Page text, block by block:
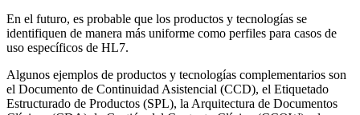
En el futuro, es probable que los productos y tecnologías se
identifiquen de manera más uniforme como perfiles para casos de
uso específicos de HL7.
Algunos ejemplos de productos y tecnologías complementarios son
el Documento de Continuidad Asistencial (CCD), el Etiquetado
Estructurado de Productos (SPL), la Arquitectura de Documentos